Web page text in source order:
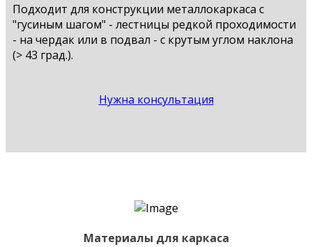
Подходит для конструкции металлокаркаса с
"гусиным шагом" - лестницы редкой проходимости
- на чердак или в подвал - с крутым углом наклона
(> 43 град.).
Нужна консультация
Материалы для каркаса